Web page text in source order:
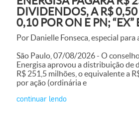
DIVIDENDOS, A R$
0,10 POR ON E PN;
Por Danielle Fonseca, especial para
São Paulo, 07/08/2026 - O
Energisa aprovou a distribuição de
R$ 251,5 milhões, o equivalente a
por ação (ordinária e
continuar lendo